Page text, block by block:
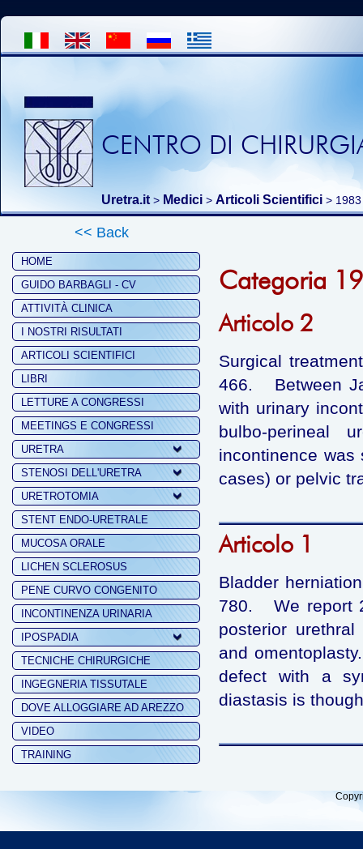
CENTRO DI
Uretra.it > Medici > Articoli Scientifici > 1983
<< Back
HOME
GUIDO BARBAGLI - CV
ATTIVITÀ CLINICA
I NOSTRI RISULTATI
ARTICOLI SCIENTIFICI
LIBRI
LETTURE A CONGRESSI
MEETINGS E CONGRESSI
URETRA
STENOSI DELL'URETRA
URETROTOMIA
STENT ENDO-URETRALE
MUCOSA ORALE
LICHEN SCLEROSUS
PENE CURVO CONGENITO
INCONTINENZA URINARIA
IPOSPADIA
TECNICHE CHIRURGICHE
INGEGNERIA TISSUTALE
DOVE ALLOGGIARE AD AREZZO
VIDEO
TRAINING
Categoria
Articolo 2
Surgical
466. Between
with urinary
bulbo-perineal
incontinence was
cases) or pelvic
Articolo 1
Bladder
780. We report
posterior
and
defect with a
diastasis is